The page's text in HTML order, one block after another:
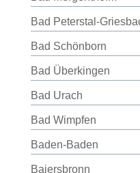
Bad Peterstal-
Bad Schönborn
Bad Überkingen
Bad Urach
Bad Wimpfen
Baden-Baden
Baiersbronn